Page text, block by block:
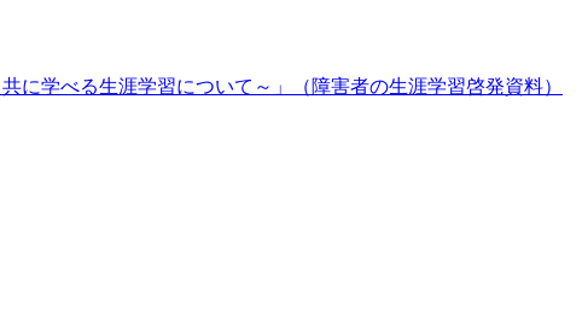
学べる生涯学習について～」（障害者の生涯学習啓発資料）